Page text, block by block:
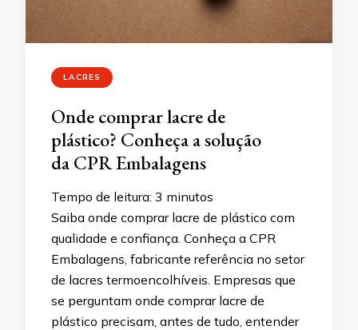
LACRES
Onde comprar lacre de
plástico? Conheça a solução
da CPR Embalagens
Tempo de leitura: 3 minutos
Saiba onde comprar lacre de plástico com
qualidade e confiança. Conheça a CPR
Embalagens, fabricante referência no setor
de lacres termoencolhíveis. Empresas que
se perguntam onde comprar lacre de
plástico precisam, antes de tudo, entender